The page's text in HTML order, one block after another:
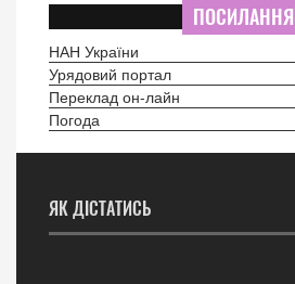
ПОСИЛАННЯ
НАН України
Урядовий портал
Переклад он-лайн
Погода
ЯК ДІСТАТИСЬ